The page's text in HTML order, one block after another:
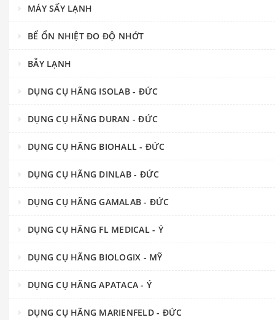
MÁY SẤY LẠNH
BỂ ỔN NHIỆT ĐO ĐỘ NHỚT
BẪY LẠNH
DỤNG CỤ HÃNG ISOLAB - ĐỨC
DỤNG CỤ HÃNG DURAN - ĐỨC
DỤNG CỤ HÃNG BIOHALL - ĐỨC
DỤNG CỤ HÃNG DINLAB - ĐỨC
DỤNG CỤ HÃNG GAMALAB - ĐỨC
DỤNG CỤ HÃNG FL MEDICAL - Ý
DỤNG CỤ HÃNG BIOLOGIX - MỸ
DỤNG CỤ HÃNG APATACA - Ý
DỤNG CỤ HÃNG MARIENFELD - ĐỨC